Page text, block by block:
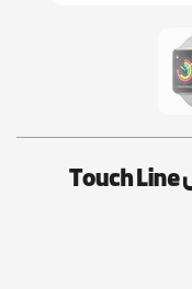
ساعت هوشمند تاچ لاین مدل Touch Line